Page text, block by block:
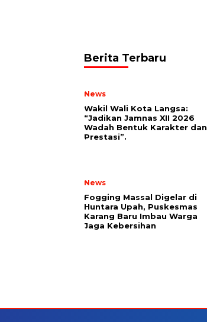
Berita Terbaru
News
Wakil Wali Kota Langsa:
“Jadikan Jamnas XII 2026
Wadah Bentuk Karakter dan
Prestasi”.
News
Fogging Massal Digelar di
Huntara Upah, Puskesmas
Karang Baru Imbau Warga
Jaga Kebersihan